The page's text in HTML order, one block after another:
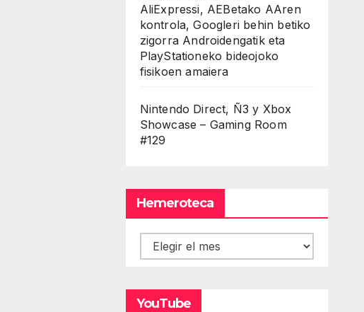
AliExpressi, AEBetako AAren
kontrola, Googleri behin betiko
zigorra Androidengatik eta
PlayStationeko bideojoko
fisikoen amaiera
Nintendo Direct, Ñ3 y Xbox
Showcase – Gaming Room
#129
Hemeroteca
Hemeroteca
YouTube